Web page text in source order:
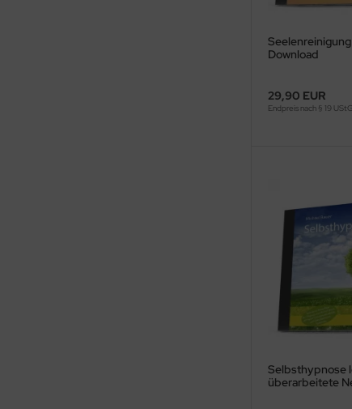
Download
29,90 EUR
Endpreis nach § 19 UStG.
Selbsthypnose
überarbeitete